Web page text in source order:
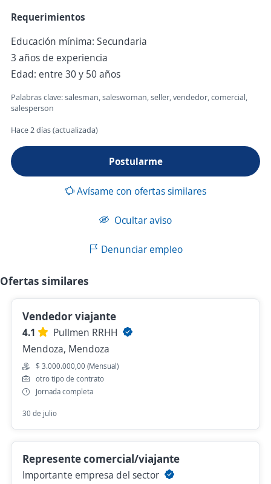
Requerimientos
Educación mínima: Secundaria
3 años de experiencia
Edad: entre 30 y 50 años
Palabras clave: salesman, saleswoman, seller, vendedor, comercial,
salesperson
Hace 2 días (actualizada)
Postularme
Avísame con ofertas similares
Ocultar aviso
Denunciar empleo
Ofertas similares
Vendedor viajante
4.1
Pullmen RRHH
Mendoza, Mendoza
$ 3.000.000,00 (Mensual)
otro tipo de contrato
Jornada completa
30 de julio
Represente comercial/viajante
Importante empresa del sector